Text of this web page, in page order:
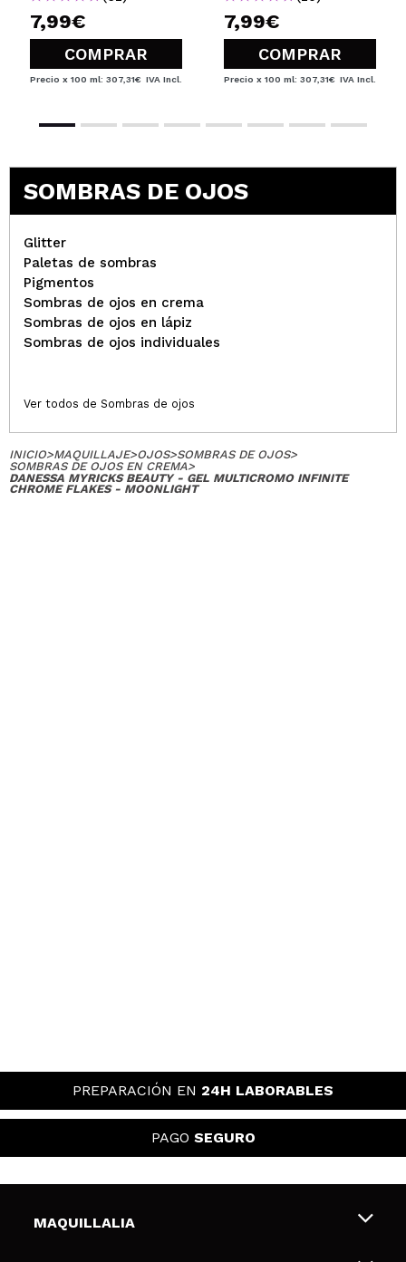
7,99€
COMPRAR
Precio x 100 ml: 307,31€ IVA Incl.
7,99€
COMPRAR
Precio x 100 ml: 307,31€ IVA Incl.
SOMBRAS DE OJOS
Glitter
Paletas de sombras
Pigmentos
Sombras de ojos en crema
Sombras de ojos en lápiz
Sombras de ojos individuales
Ver todos de Sombras de ojos
INICIO>MAQUILLAJE>OJOS>SOMBRAS DE OJOS>
SOMBRAS DE OJOS EN CREMA>
DANESSA MYRICKS BEAUTY - GEL MULTICROMO INFINITE
CHROME FLAKES - MOONLIGHT
PREPARACIÓN EN 24H LABORABLES
PAGO SEGURO
MAQUILLALIA